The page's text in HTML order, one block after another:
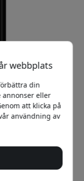
webbplats
din
annonser eller
att klicka på
användning av